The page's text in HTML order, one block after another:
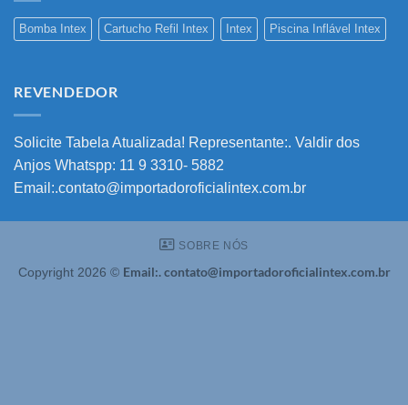
–
A
2026
Bomba Intex Cartucho Refil Intex Intex Piscina Inflável Intex
REVENDEDOR
Solicite Tabela Atualizada! Representante:. Valdir dos
Anjos Whatspp: 11 9 3310- 5882
Email:.contato@importadoroficialintex.com.br
SOBRE NÓS
Copyright 2026 © Email:. contato@importadoroficialintex.com.br